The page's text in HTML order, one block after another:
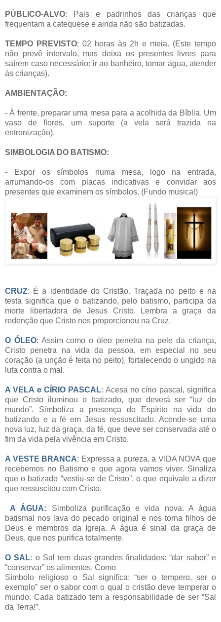
PÚBLICO-ALVO: Pais e padrinhos das crianças que
frequentam a catequese e ainda não são batizadas.
TEMPO PREVISTO: 02 horas às 2h e meia. (Este tempo
não prevê intervalo, mas deixa os presentes livres para
saírem caso necessário: ir ao banheiro, tomar água, atender
ás crianças).
AMBIENTAÇÃO:
- À frente, preparar uma mesa para a acolhida da Bíblia. Um
vaso de flores, um suporte (a vela será trazida na
entronização).
SIMBOLOGIA DO BATISMO:
- Expor os símbolos numa mesa, logo na entrada,
arrumando-os com placas indicativas e convidar aos
presentes que examinem os símbolos. (Fundo musical)
CRUZ: É a identidade do Cristão. Traçada no peito e na
testa significa que o batizando, pelo batismo, participa da
morte libertadora de Jesus Cristo. Lembra a graça da
redenção que Cristo nos proporcionou na Cruz.
O ÓLEO: Assim como o óleo penetra na pele da criança,
Cristo penetra na vida da pessoa, em especial no seu
coração (a unção é feita no peito), fortalecendo o ungido na
luta contra o mal.
A VELA e CÍRIO PASCAL: Acesa no círio pascal, significa
que Cristo iluminou o batizado, que deverá ser “luz do
mundo”. Simboliza a presença do Espírito na vida do
batizando e a fé em Jesus ressuscitado. Acende-se uma
nova luz, luz da graça, da fé, que deve ser conservada até o
fim da vida pela vivência em Cristo.
A VESTE BRANCA: Expressa a pureza, a VIDA NOVA que
recebemos no Batismo e que agora vamos viver. Sinaliza
que o batizado “vestiu-se de Cristo”, o que equivale a dizer
que ressuscitou com Cristo.
A ÁGUA:
Simboliza purificação e vida nova. A água
batismal nos lava do pecado original e nos torna filhos de
Deus e membros da Igreja. A água é sinal da graça de
Deus, que nos purifica totalmente.
O SAL: o Sal tem duas grandes finalidades: “dar sabor” e
“conservar” os alimentos. Como
Símbolo religioso o Sal significa: “ser o tempero, ser o
exemplo” ser o sabor com o qual o cristão deve temperar o
mundo. Cada batizado tem a responsabilidade de ser “Sal
da Terra!”.